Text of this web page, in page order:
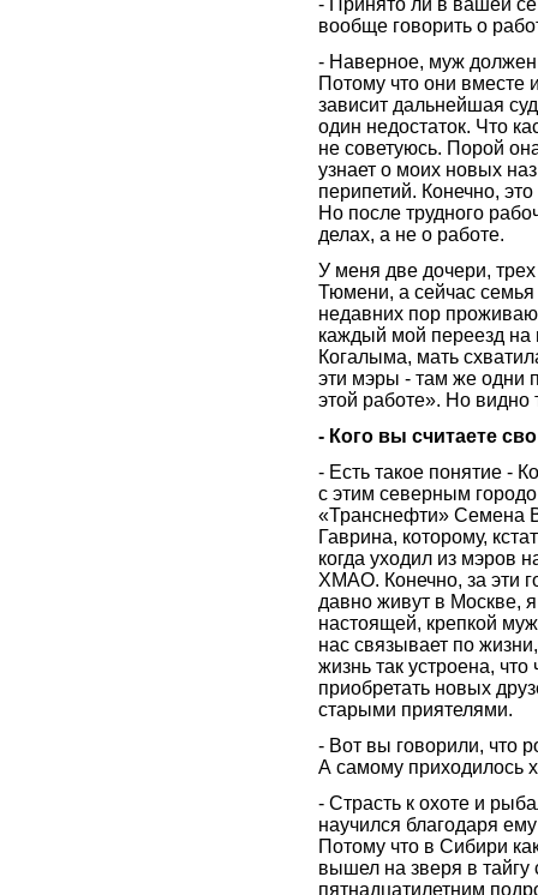
вообще говорить о
- Наверное, муж должен
Потому что они вместе
зависит дальнейшая
один недостаток. Что
не советуюсь. Порой
узнает о моих новых
перипетий. Конечно,
Но после трудного
делах, а не о работе.
У меня две дочери,
Тюмени, а сейчас
недавних пор
каждый мой переезд на
Когалыма, мать
эти мэры - там же одни
этой работе». Но
- Кого вы считаете
- Есть такое понятие -
с этим северным
«Транснефти» Семена
Гаврина, которому,
когда уходил из мэров
ХМАО. Конечно, за эти
давно живут в Москве,
настоящей, крепкой
нас связывает по
жизнь так устроена,
приобретать новых
старыми приятелями.
- Вот вы говорили, что
А самому приходилось
- Страсть к охоте и
научился благодаря
Потому что в Сибири
вышел на зверя в тайгу
пятнадцатилетним